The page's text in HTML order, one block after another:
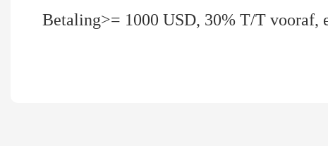
Betaling>= 1000 USD, 30% T/T vooraf,